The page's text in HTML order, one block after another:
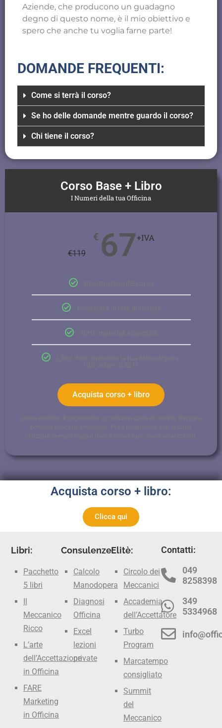
Aziende, che producono un guadagno
degno di questo nome, è il mio obiettivo e
spero che anche tu voglia farne parte!
DOMANDE FREQUENTI:
Come si terrà il corso?
Se ho delle domande mentre guardo il corso?
Chi tiene il corso?
Corso Base + Libro
I Numeri della tua Officina
€119
€ 67+IVA
Acquista corso + libro
Acquista corso + libro:
Clicca qui
Libri:
Pacchetto
5 libri
Meccanico
Ricco
L’arte
dell’Accettazione
in Officina
FARE
Marketing
in Officina
Consulenze:
Calcolo
Manodopera
Diagnosi
Officina
Excel
lezioni
private
Elitè:
Circolo dei
Meccanici
Accademia
dell’Accettatore
Turbo
Program
Marcatempo
consigliato
Summit
del
Meccanico
Contatti:
049
8258398
349
5334968